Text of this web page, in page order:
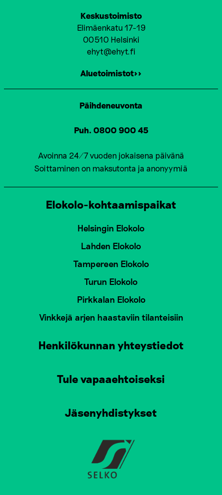
Keskustoimisto
Elimäenkatu 17-19
00510 Helsinki
ehyt@ehyt.fi
Aluetoimistot>>
Päihdeneuvonta
Puh. 0800 900 45
Avoinna 24/7 vuoden jokaisena päivänä
Soittaminen on maksutonta ja anonyymiä
Elokolo-kohtaamispaikat
Helsingin Elokolo
Lahden Elokolo
Tampereen Elokolo
Turun Elokolo
Pirkkalan Elokolo
Vinkkejä arjen haastaviin tilanteisiin
Henkilökunnan yhteystiedot
Tule vapaaehtoiseksi
Jäsenyhdistykset